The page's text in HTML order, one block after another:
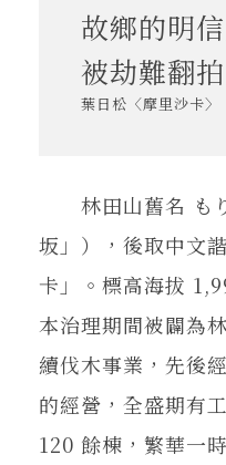
書評書介
故鄉的明
被劫難翻
葉日松〈摩里沙卡〉
林田山舊名 も
坂」），後取中文
卡」。標高海拔
本治理期間被闢為
續伐木事業，先後
的經營，全盛期有
120 餘棟，繁華一